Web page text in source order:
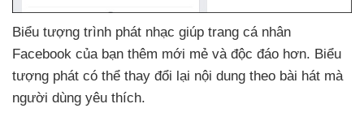
Biểu tượng trình phát nhạc giúp trang cá nhân
Facebook của bạn thêm mới mẻ và độc đáo hơn. Biểu
tượng phát có thể thay đổi lại nội dung theo bài hát mà
người dùng yêu thích.